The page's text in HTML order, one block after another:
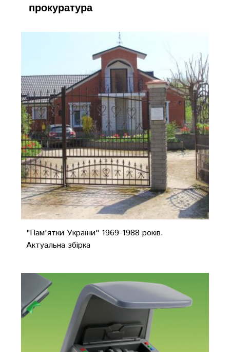
прокуратура
"Пам'ятки України" 1969-1988 років.
Актуальна збірка